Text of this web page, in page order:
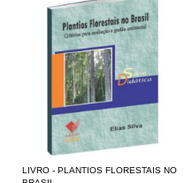
LIVRO - PLANTIOS FLORESTAIS NO